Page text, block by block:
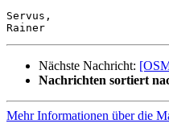
Servus,
Nächste Nachricht:
Nachrichten sortiert
Mehr Informationen über die